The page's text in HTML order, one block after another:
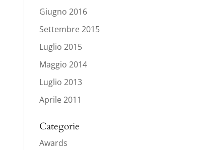
Giugno 2016
Settembre 2015
Luglio 2015
Maggio 2014
Luglio 2013
Aprile 2011
Categorie
Awards